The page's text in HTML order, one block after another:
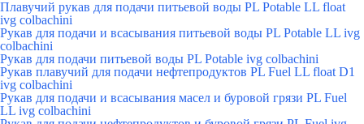
Плавучий рукав для подачи питьевой воды PL Potable LL float
ivg colbachini
Рукав для подачи и всасывания питьевой воды PL Potable LL ivg
colbachini
Рукав для подачи питьевой воды PL Potable ivg colbachini
Рукав плавучий для подачи нефтепродуктов PL Fuel LL float D1
ivg colbachini
Рукав для подачи и всасывания масел и буровой грязи PL Fuel
LL ivg colbachini